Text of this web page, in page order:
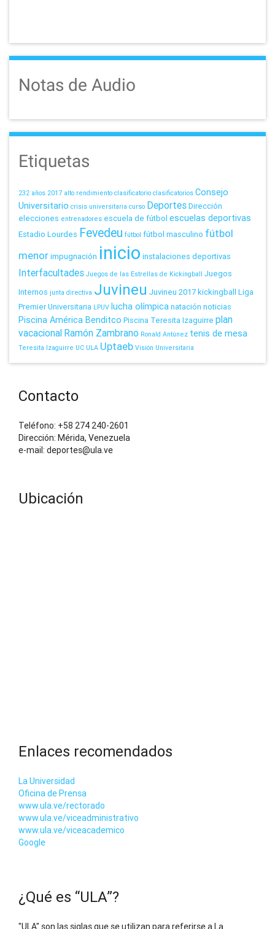
Notas de Audio
Etiquetas
232 años 2017 alto rendimiento clasificatorio clasificatorios Consejo
Universitario crisis universitaria curso DeportesDirección
elecciones entrenadores escuela de fútbol escuelas deportivas
Estadio Lourdes Fevedeu fútbol fútbol masculino fútbol
menorimpugnación inicio instalaciones deportivas
Interfacultades Juegos de las Estrellas de Kickingball Juegos
Internos junta directiva Juvineu Juvineu 2017kickingball Liga
Premier Universitaria LPUV lucha olímpicanatación noticias
Piscina América Benditco Piscina Teresita Izaguirre plan
vacacional Ramón Zambrano Ronald Antúnez tenis de mesa
Teresita Izaguirre UC ULA Uptaeb Visión Universitaria
Contacto
Teléfono: +58 274 240-2601
Dirección: Mérida, Venezuela
e-mail: deportes@ula.ve
Ubicación
Enlaces recomendados
La Universidad
Oficina de Prensa
www.ula.ve/rectorado
www.ula.ve/viceadministrativo
www.ula.ve/viceacademico
Google
¿Qué es “ULA”?